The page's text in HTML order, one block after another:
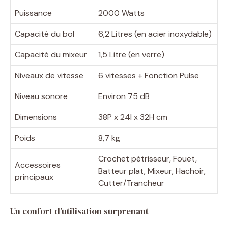
Puissance
2000 Watts
Capacité du bol
6,2 Litres (en acier inoxydable)
Capacité du mixeur
1,5 Litre (en verre)
Niveaux de vitesse
6 vitesses + Fonction Pulse
Niveau sonore
Environ 75 dB
Dimensions
38P x 24l x 32H cm
Poids
8,7 kg
Accessoires
principaux
Crochet pétrisseur, Fouet,
Batteur plat, Mixeur, Hachoir,
Cutter/Trancheur
Un confort d’utilisation surprenant